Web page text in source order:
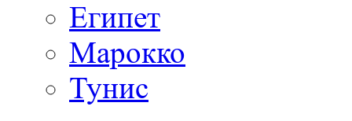
Египет
Марокко
Тунис